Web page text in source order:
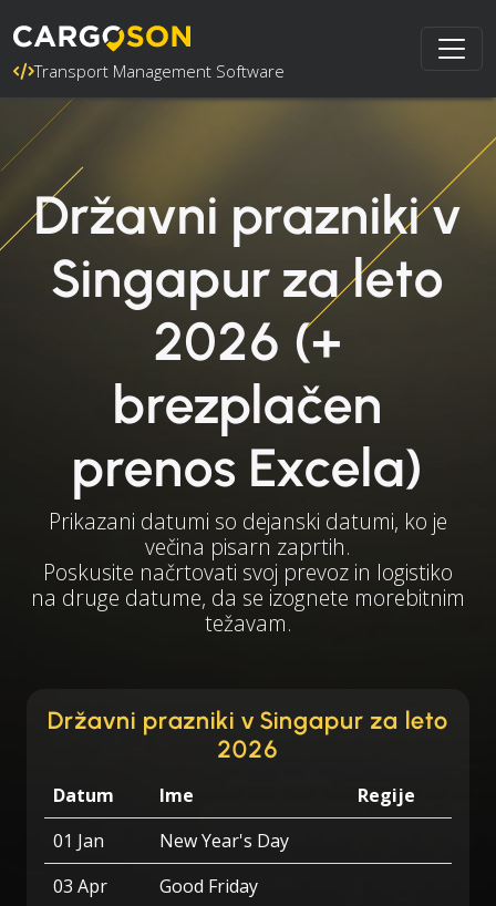
Transport Management Software
Državni prazniki v
Singapur za leto
2026 (+
brezplačen
prenos Excela)
Prikazani datumi so dejanski datumi, ko je
večina pisarn zaprtih.
Poskusite načrtovati svoj prevoz in logistiko
na druge datume, da se izognete morebitnim
težavam.
Državni prazniki v Singapur za leto
2026
Datum Ime
Regije
01 Jan
New Year's Day
03 Apr
Good Friday